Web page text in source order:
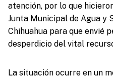
atención, por lo que
Junta Municipal de Agua y
Chihuahua para que envié
desperdicio del vital
La situación ocurre en un